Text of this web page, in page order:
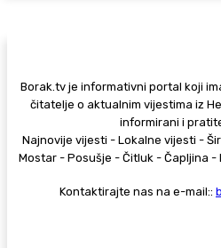
Borak.tv je informativni portal koji
čitatelje o aktualnim vijestima iz
informirani i
Najnovije vijesti - Lokalne vijesti -
Mostar - Posušje - Čitluk - Čapljina -
Kontaktirajte nas na e-mail::